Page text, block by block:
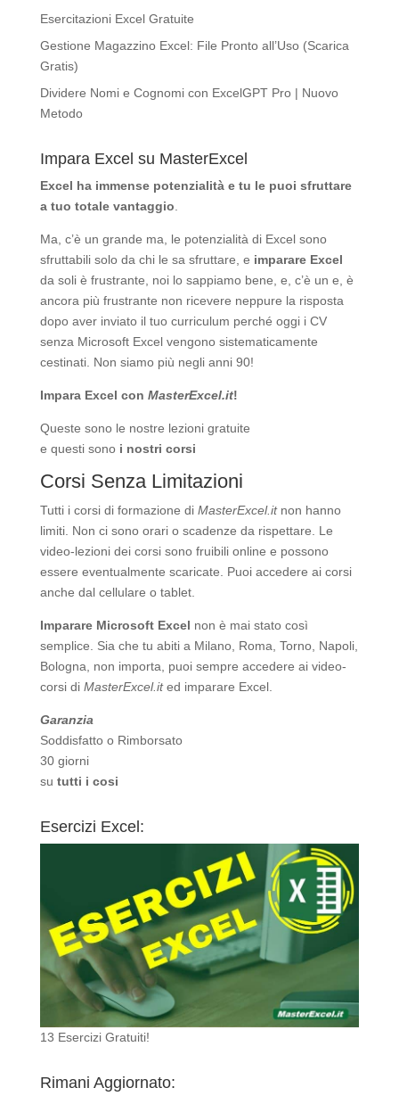
Esercitazioni Excel Gratuite
Gestione Magazzino Excel: File Pronto all’Uso (Scarica
Gratis)
Dividere Nomi e Cognomi con ExcelGPT Pro | Nuovo
Metodo
Impara Excel su MasterExcel
Excel ha immense potenzialità e tu le puoi sfruttare
a tuo totale vantaggio
Ma, c’è un grande ma, le potenzialità di Excel sono
sfruttabili solo da chi le sa sfruttare, e imparare Excel
da soli è frustrante, noi lo sappiamo bene, e, c’è un e, è
ancora più frustrante non ricevere neppure la risposta
dopo aver inviato il tuo curriculum perché oggi i CV
senza Microsoft Excel vengono sistematicamente
cestinati. Non siamo più negli anni 90!
Impara Excel con MasterExcel.it!
Queste sono le nostre lezioni gratuite
e questi sono i nostri corsi
Corsi Senza Limitazioni
Tutti i corsi di formazione di MasterExcel.itnon hanno
limiti. Non ci sono orari o scadenze da rispettare. Le
video-lezioni dei corsi sono fruibili online e possono
essere eventualmente scaricate. Puoi accedere ai corsi
anche dal cellulare o tablet.
Imparare Microsoft Excel non è mai stato così
semplice. Sia che tu abiti a Milano, Roma, Torno, Napoli,
Bologna, non importa, puoi sempre accedere ai video-
corsi di MasterExcel.ited imparare Excel.
Garanzia
Soddisfatto o Rimborsato
30 giorni
su tutti i cosi
Esercizi Excel:
13 Esercizi Gratuiti!
Rimani Aggiornato: